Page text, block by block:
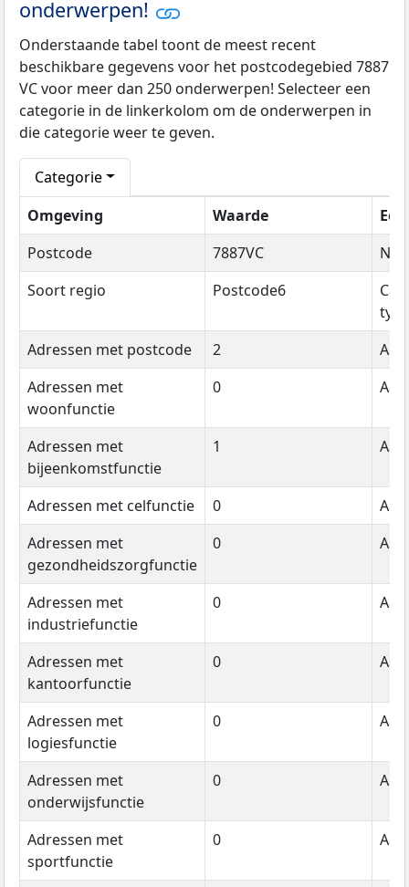
onderwerpen!
Onderstaande tabel toont de meest recent
beschikbare gegevens voor het postcodegebied 7887
VC voor meer dan 250 onderwerpen! Selecteer een
categorie in de linkerkolom om de onderwerpen in
die categorie weer te geven.
Categorie
Omgeving
Waarde
Postcode
7887VC
Soort regio
Postcode6
type
Adressen met postcode
2
Adressen met
woonfunctie
0
Adressen met
bijeenkomstfunctie
1
Adressen met celfunctie 0
Adressen met
gezondheidszorgfunctie
0
Adressen met
industriefunctie
0
Adressen met
kantoorfunctie
0
Adressen met
logiesfunctie
0
Adressen met
onderwijsfunctie
0
Adressen met
sportfunctie
0